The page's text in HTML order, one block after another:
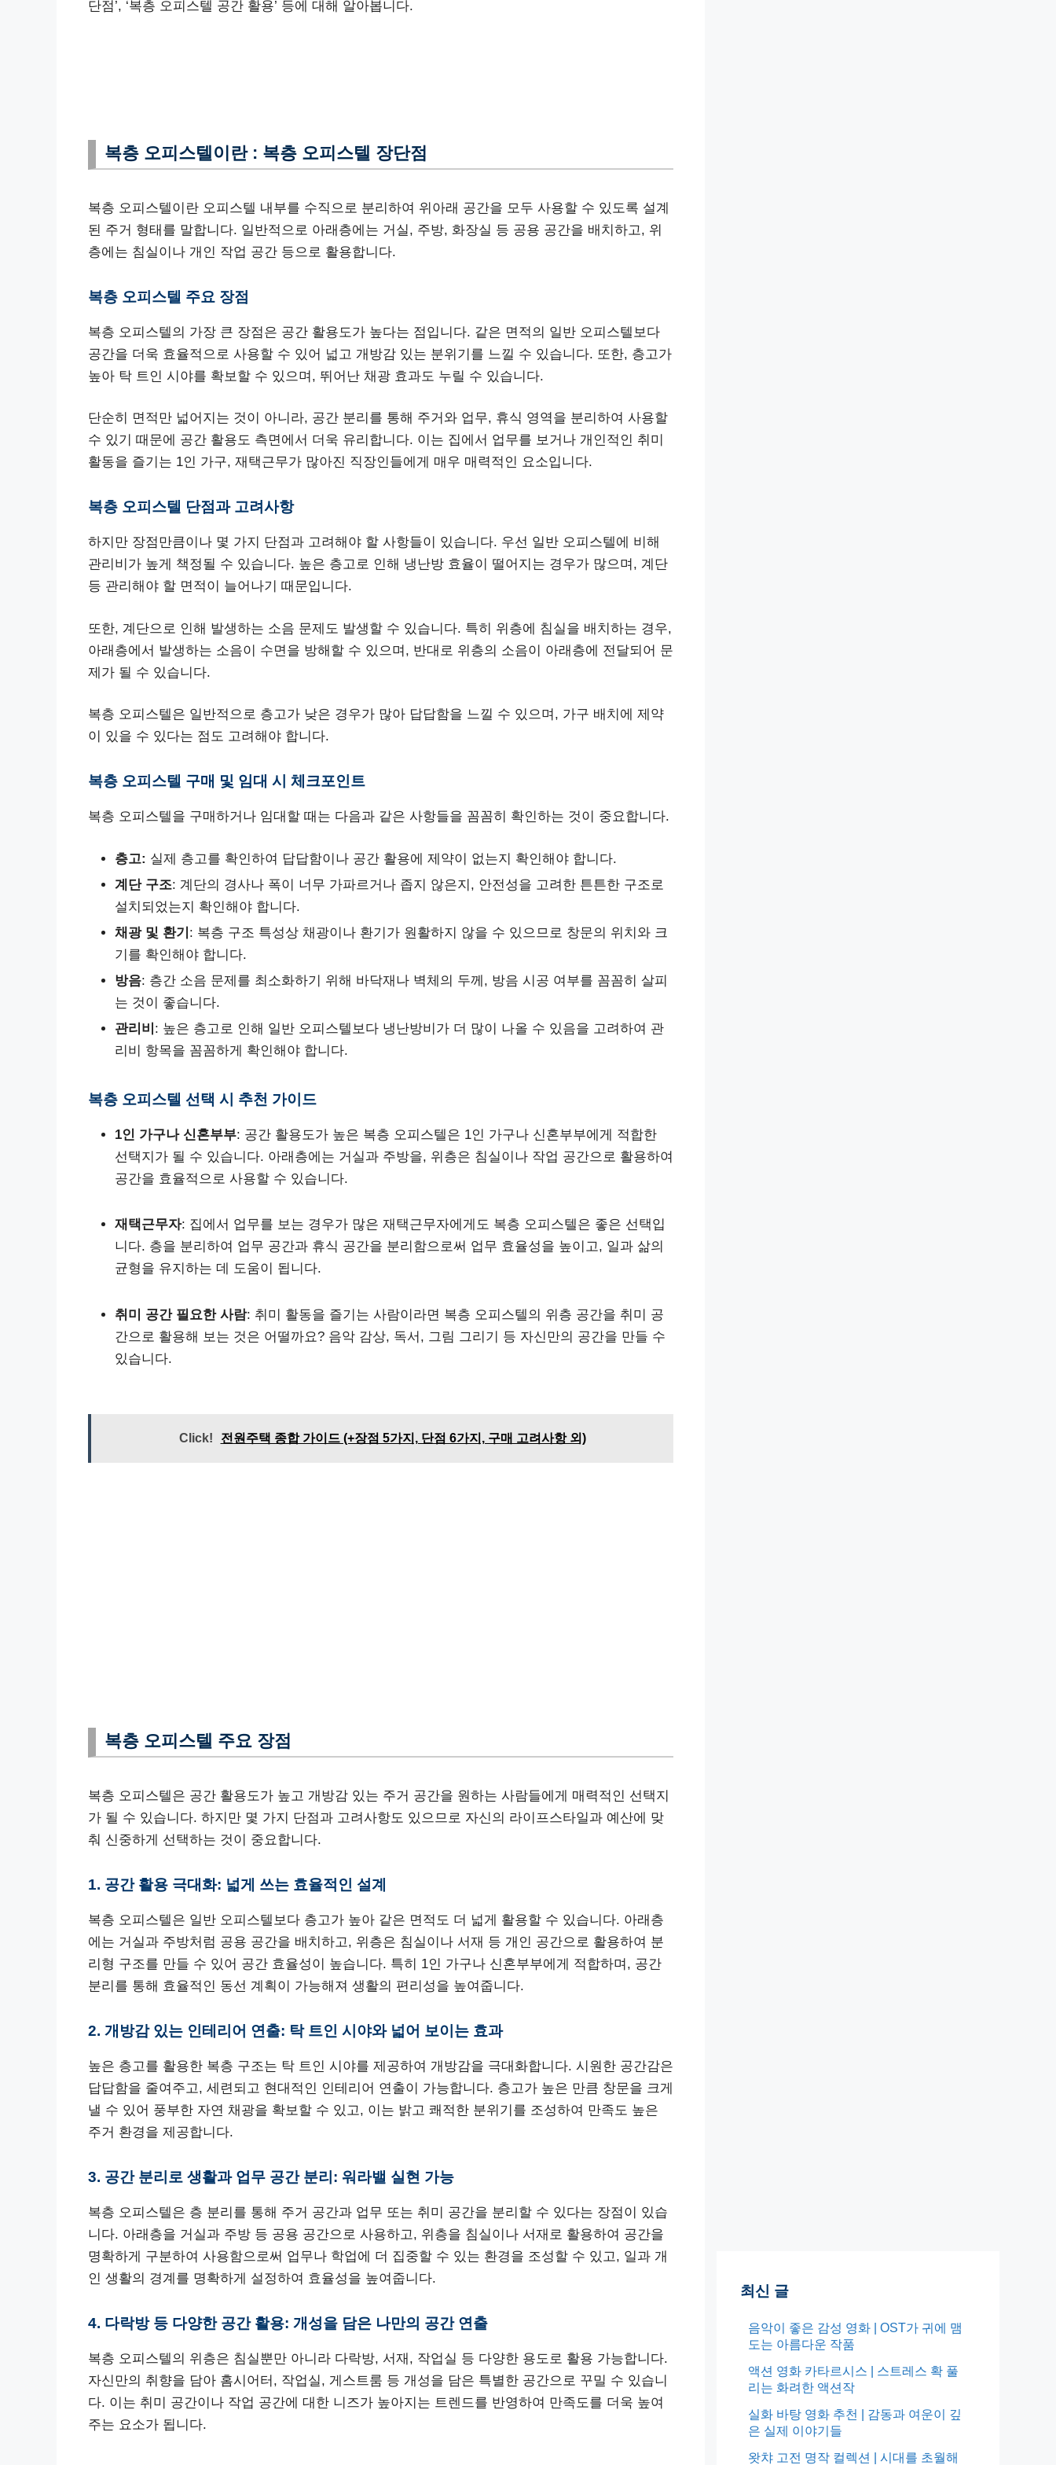
단점’, ‘복층 오피스텔 공간 활용’ 등에 대해 알아봅니다.
복층 오피스텔이란 : 복층 오피스텔 장단점
복층 오피스텔이란 오피스텔 내부를 수직으로 분리하여 위아래 공간을 모두 사용할 수 있도록 설계
된 주거 형태를 말합니다. 일반적으로 아래층에는 거실, 주방, 화장실 등 공용 공간을 배치하고, 위
층에는 침실이나 개인 작업 공간 등으로 활용합니다.
복층 오피스텔 주요 장점
복층 오피스텔의 가장 큰 장점은 공간 활용도가 높다는 점입니다. 같은 면적의 일반 오피스텔보다
공간을 더욱 효율적으로 사용할 수 있어 넓고 개방감 있는 분위기를 느낄 수 있습니다. 또한, 층고가
높아 탁 트인 시야를 확보할 수 있으며, 뛰어난 채광 효과도 누릴 수 있습니다.
단순히 면적만 넓어지는 것이 아니라, 공간 분리를 통해 주거와 업무, 휴식 영역을 분리하여 사용할
수 있기 때문에 공간 활용도 측면에서 더욱 유리합니다. 이는 집에서 업무를 보거나 개인적인 취미
활동을 즐기는 1인 가구, 재택근무가 많아진 직장인들에게 매우 매력적인 요소입니다.
복층 오피스텔 단점과 고려사항
하지만 장점만큼이나 몇 가지 단점과 고려해야 할 사항들이 있습니다. 우선 일반 오피스텔에 비해
관리비가 높게 책정될 수 있습니다. 높은 층고로 인해 냉난방 효율이 떨어지는 경우가 많으며, 계단
등 관리해야 할 면적이 늘어나기 때문입니다.
또한, 계단으로 인해 발생하는 소음 문제도 발생할 수 있습니다. 특히 위층에 침실을 배치하는 경우,
아래층에서 발생하는 소음이 수면을 방해할 수 있으며, 반대로 위층의 소음이 아래층에 전달되어 문
제가 될 수 있습니다.
복층 오피스텔은 일반적으로 층고가 낮은 경우가 많아 답답함을 느낄 수 있으며, 가구 배치에 제약
이 있을 수 있다는 점도 고려해야 합니다.
복층 오피스텔 구매 및 임대 시 체크포인트
복층 오피스텔을 구매하거나 임대할 때는 다음과 같은 사항들을 꼼꼼히 확인하는 것이 중요합니다.
층고: 실제 층고를 확인하여 답답함이나 공간 활용에 제약이 없는지 확인해야 합니다.
계단 구조: 계단의 경사나 폭이 너무 가파르거나 좁지 않은지, 안전성을 고려한 튼튼한 구조로
설치되었는지 확인해야 합니다.
채광 및 환기 : 복층 구조 특성상 채광이나 환기가 원활하지 않을 수 있으므로 창문의 위치와 크
기를 확인해야 합니다.
방음: 층간 소음 문제를 최소화하기 위해 바닥재나 벽체의 두께, 방음 시공 여부를 꼼꼼히 살피
는 것이 좋습니다.
관리비 : 높은 층고로 인해 일반 오피스텔보다 냉난방비가 더 많이 나올 수 있음을 고려하여 관
리비 항목을 꼼꼼하게 확인해야 합니다.
복층 오피스텔 선택 시 추천 가이드
1인 가구나 신혼부부: 공간 활용도가 높은 복층 오피스텔은 1인 가구나 신혼부부에게 적합한
선택지가 될 수 있습니다. 아래층에는 거실과 주방을, 위층은 침실이나 작업 공간으로 활용하여
공간을 효율적으로 사용할 수 있습니다.
재택근무자: 집에서 업무를 보는 경우가 많은 재택근무자에게도 복층 오피스텔은 좋은 선택입
니다. 층을 분리하여 업무 공간과 휴식 공간을 분리함으로써 업무 효율성을 높이고, 일과 삶의
균형을 유지하는 데 도움이 됩니다.
취미 공간 필요한 사람: 취미 활동을 즐기는 사람이라면 복층 오피스텔의 위층 공간을 취미 공
간으로 활용해 보는 것은 어떨까요? 음악 감상, 독서, 그림 그리기 등 자신만의 공간을 만들 수
있습니다.
Click! 전원주택 종합 가이드 (+장점 5가지, 단점 6가지, 구매 고려사항 외)
복층 오피스텔 주요 장점
복층 오피스텔은 공간 활용도가 높고 개방감 있는 주거 공간을 원하는 사람들에게 매력적인 선택지
가 될 수 있습니다. 하지만 몇 가지 단점과 고려사항도 있으므로 자신의 라이프스타일과 예산에 맞
춰 신중하게 선택하는 것이 중요합니다.
1. 공간 활용 극대화: 넓게 쓰는 효율적인 설계
복층 오피스텔은 일반 오피스텔보다 층고가 높아 같은 면적도 더 넓게 활용할 수 있습니다. 아래층
에는 거실과 주방처럼 공용 공간을 배치하고, 위층은 침실이나 서재 등 개인 공간으로 활용하여 분
리형 구조를 만들 수 있어 공간 효율성이 높습니다. 특히 1인 가구나 신혼부부에게 적합하며, 공간
분리를 통해 효율적인 동선 계획이 가능해져 생활의 편리성을 높여줍니다.
2. 개방감 있는 인테리어 연출: 탁 트인 시야와 넓어 보이는 효과
높은 층고를 활용한 복층 구조는 탁 트인 시야를 제공하여 개방감을 극대화합니다. 시원한 공간감은
답답함을 줄여주고, 세련되고 현대적인 인테리어 연출이 가능합니다. 층고가 높은 만큼 창문을 크게
낼 수 있어 풍부한 자연 채광을 확보할 수 있고, 이는 밝고 쾌적한 분위기를 조성하여 만족도 높은
주거 환경을 제공합니다.
3. 공간 분리로 생활과 업무 공간 분리: 워라밸 실현 가능
복층 오피스텔은 층 분리를 통해 주거 공간과 업무 또는 취미 공간을 분리할 수 있다는 장점이 있습
니다. 아래층을 거실과 주방 등 공용 공간으로 사용하고, 위층을 침실이나 서재로 활용하여 공간을
명확하게 구분하여 사용함으로써 업무나 학업에 더 집중할 수 있는 환경을 조성할 수 있고, 일과 개
인 생활의 경계를 명확하게 설정하여 효율성을 높여줍니다.
4. 다락방 등 다양한 공간 활용: 개성을 담은 나만의 공간 연출
복층 오피스텔의 위층은 침실뿐만 아니라 다락방, 서재, 작업실 등 다양한 용도로 활용 가능합니다.
자신만의 취향을 담아 홈시어터, 작업실, 게스트룸 등 개성을 담은 특별한 공간으로 꾸밀 수 있습니
다. 이는 취미 공간이나 작업 공간에 대한 니즈가 높아지는 트렌드를 반영하여 만족도를 더욱 높여
주는 요소가 됩니다.
최신 글
음악이 좋은 감성 영화 | OST가 귀에 맴
도는 아름다운 작품
액션 영화 카타르시스 | 스트레스 확 풀
리는 화려한 액션작
실화 바탕 영화 추천 | 감동과 여운이 깊
은 실제 이야기들
왓챠 고전 명작 컬렉션 | 시대를 초월해